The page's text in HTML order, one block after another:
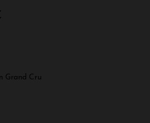
Grand Cru